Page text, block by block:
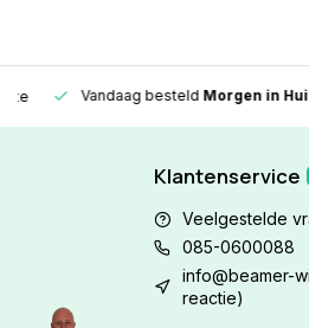
Vandaag besteldMorgen in Huis*
Klantenservice
Veelgestelde
085-0600088
info@beamer-
reactie)